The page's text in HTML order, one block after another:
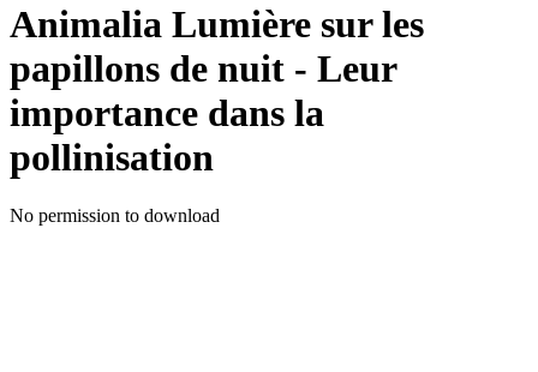
Animalia Lumière sur les
papillons de nuit - Leur
importance dans la
pollinisation
No permission to download